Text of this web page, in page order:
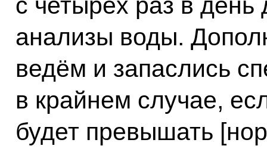
с четырёх раз в
анализы воды.
ведём и запаслись
в крайнем случае,
будет превышать